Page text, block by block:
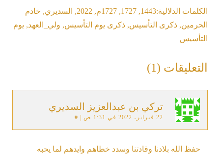
الكلمات الدلالية:1443
,
1727
, 1727م ,
2022
, السديري, خادم
الحرمين, ذكرى التأسيس, ذكرى يوم التأسيس, ولي_العهد, يوم
التأسيس
التعليقات (1)
تركي بن عبدالعزيز السديري
22 فبراير، 2022 في 1:31 ص #
حفظ الله بلادنا وقادتنا وسدد خطاهم وايدهم لما يحبه